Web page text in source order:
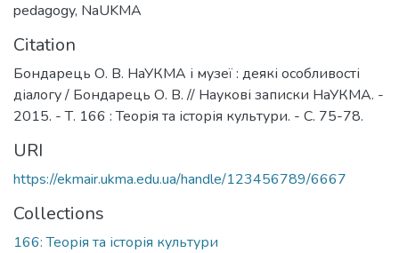
pedagogy, NaUKMA
Citation
Бондарець О. В. НаУКМА і музеї : деякі особливості
діалогу / Бондарець О. В. // Наукові записки НаУКМА. -
2015. - Т. 166 : Теорія та історія культури. - С. 75-78.
URI
https://ekmair.ukma.edu.ua/handle/123456789/6667
Collections
166: Теорія та історія культури